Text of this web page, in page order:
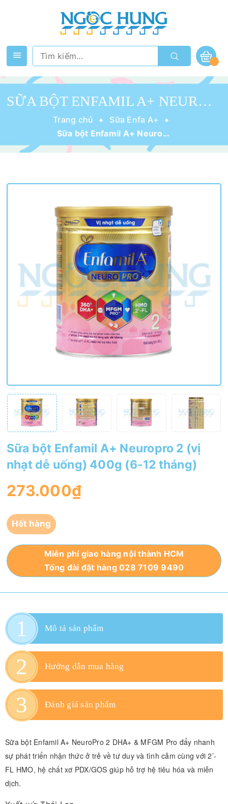
SỮA BỘT ENFAMIL A+ NEUROPRO 2 (VỊ NHẠT DỄ UỐNG) 400G (6-12 THÁNG)
Trang chủ
Sữa Enfa A+
Sữa bột Enfamil A+ Neuropro 2 (vị nhạt dễ uống) 400g (6-12 tháng)
Sữa bột Enfamil A+ Neuropro 2 (vị
nhạt dễ uống) 400g (6-12 tháng)
273.000₫
Hết hàng
Miễn phí giao hàng nội thành HCM
Tổng đài đặt hàng 028 7109 9490
Mô tả sản phẩm
Hướng dẫn mua hàng
Đánh giá sản phẩm
Sữa bột Enfamil A+ NeuroPro 2 DHA+ & MFGM Pro đẩy nhanh
sự phát triển nhận thức ở trẻ về tư duy và tình cảm cùng với 2’-
FL HMO, hệ chất xơ PDX/GOS giúp hỗ trợ hệ tiêu hóa và miễn
dịch.